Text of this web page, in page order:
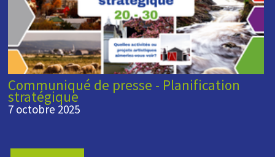
Communiqué de presse - Planification
stratégique
7 octobre 2025